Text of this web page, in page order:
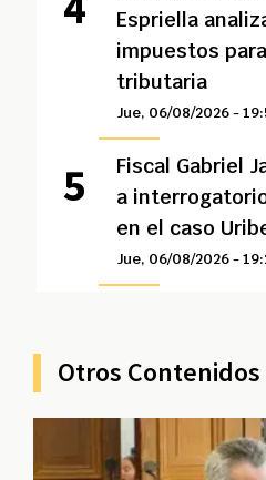
Espriella
impuestos
tributaria
Jue, 06/08/2026 -
Fiscal Gabriel
a
en el caso
Jue, 06/08/2026 -
Otros Contenidos